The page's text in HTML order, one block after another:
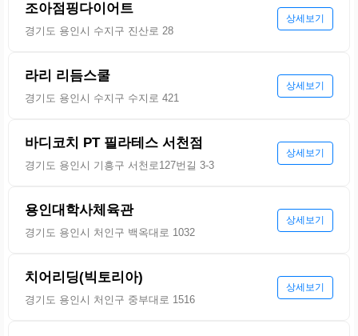
조아점핑다이어트
경기도 용인시 수지구 진산로 28
상세보기
라리 리듬스쿨
경기도 용인시 수지구 수지로 421
상세보기
바디코치 PT 필라테스 서천점
경기도 용인시 기흥구 서천로127번길 3-3
상세보기
용인대학사체육관
경기도 용인시 처인구 백옥대로 1032
상세보기
치어리딩(빅토리아)
경기도 용인시 처인구 중부대로 1516
상세보기